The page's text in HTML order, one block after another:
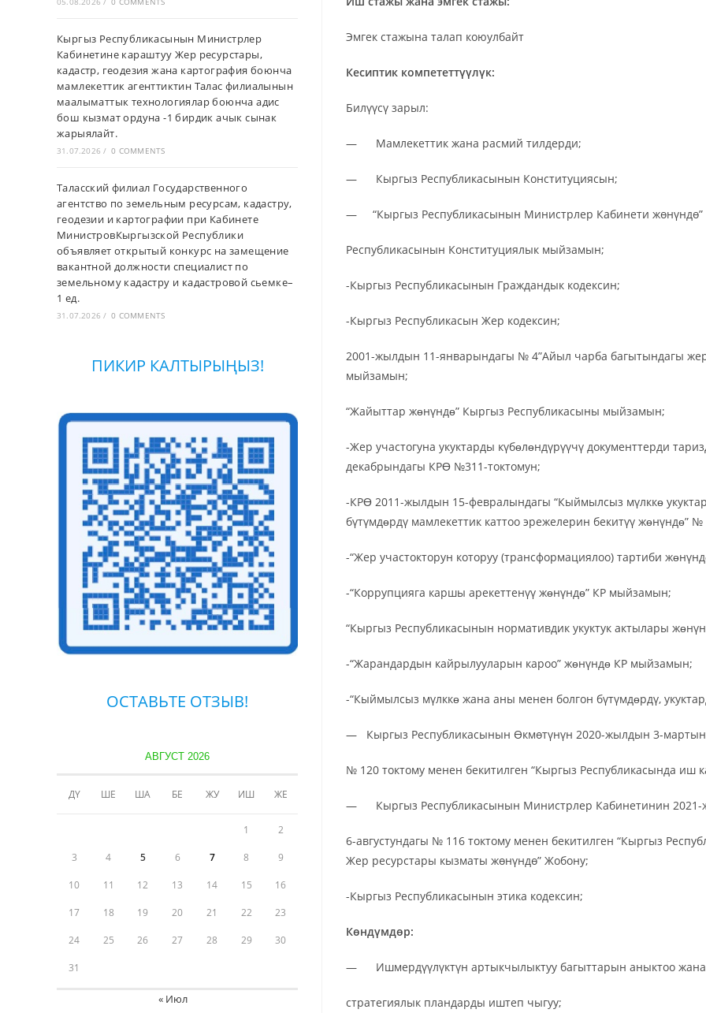
Эмгек стажына талап коюулбайт
Кесиптик компететтүүлүк:
Билүүсү зарыл:
— Мамлекеттик жана расмий тилдерди;
— Кыргыз Республикасынын Конституциясын;
— “Кыргыз Республикасынын Министрлер Кабинети
Республикасынын Конституциялык мыйзамын;
-Кыргыз Республикасынын Граждандык кодексин;
-Кыргыз Республикасын Жер кодексин;
2001-жылдын 11-январындагы № 4”Айыл чарба багытындагы
мыйзамын;
“Жайыттар жɵнүндɵ” Кыргыз Республикасыны мыйзамын;
-Жер участогуна укуктарды күбɵлɵндүрүүчү документтерди
декабрындагы КРƟ №311-токтомун;
-КРƟ 2011-жылдын 15-февралындагы “Кыймылсыз мүлккɵ
бүтүмдɵрдү мамлекеттик каттоо эрежелерин бекитүү жɵнүндɵ” №
-“Жер участокторун которуу (трансформациялоо) тартиби
-“Коррупцияга каршы арекеттенүү жɵнүндɵ” КР мыйзамын;
“Кыргыз Республикасынын нормативдик укуктук актылары
-“Жарандардын кайрылууларын кароо” жɵнүндɵ КР мыйзамын;
-“Кыймылсыз мүлккɵ жана аны менен болгон бүтүмдɵрдү,
— Кыргыз Республикасынын Өкмөтүнүн 2020-жылдын 3-
№ 120 токтому менен бекитилген “Кыргыз Республикасында иш
— Кыргыз Республикасынын Министрлер Кабинетинин
6-августундагы № 116 токтому менен бекитилген “Кыргыз
Жер ресурстары кызматы жөнүндө” Жобону;
-Кыргыз Республикасынын этика кодексин;
Көндүмдөр:
— Ишмердүүлүктүн артыкчылыктуу багыттарын аныктоо жана
стратегиялык пландарды иштеп чыгуу;
Кыргыз Республикасынын Министрлер
Кабинетине караштуу Жер ресурстары,
кадастр, геодезия жана картография боюнча
мамлекеттик агенттиктин Талас филиалынын
маалыматтык технологиялар боюнча адис
бош кызмат ордуна -1 бирдик ачык сынак
жарыялайт.
31.07.2026 / 0 COMMENTS
Таласский филиал Государственного
агентство по земельным ресурсам, кадастру,
геодезии и картографии при Кабинете
МинистровКыргызской Республики
объявляет открытый конкурс на замещение
вакантной должности специалист по
земельному кадастру и кадастровой сьемке–
1 ед.
31.07.2026 / 0 COMMENTS
ПИКИР КАЛТЫРЫҢЫЗ!
ОСТАВЬТЕ ОТЗЫВ!
АВГУСТ 2026
ДҮ ШЕ ША БЕ ЖУ ИШ ЖЕ
1 2
3 4 5 6 7 8 9
10 11 12 13 14 15 16
17 18 19 20 21 22 23
24 25 26 27 28 29 30
31
« Июл